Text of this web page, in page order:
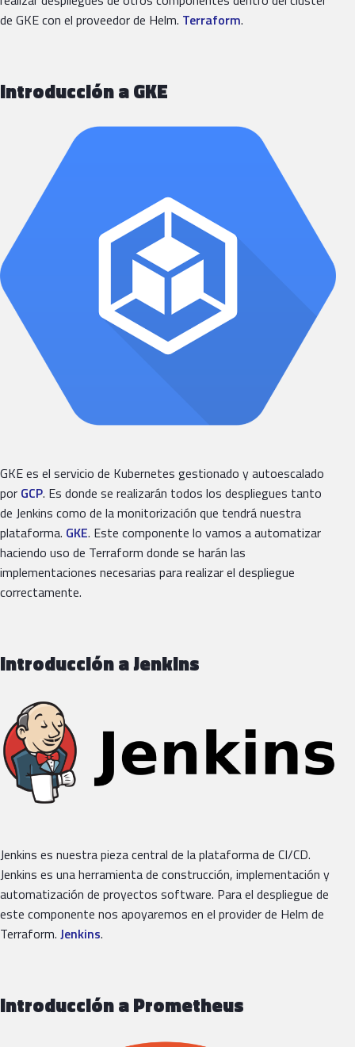
de GKE con el proveedor de Helm. Terraform.
Introducción a GKE
GKE es el servicio de Kubernetes gestionado y autoescalado
por GCP. Es donde se realizarán todos los despliegues tanto
de Jenkins como de la monitorización que tendrá nuestra
plataforma. GKE. Este componente lo vamos a automatizar
haciendo uso de Terraform donde se harán las
implementaciones necesarias para realizar el despliegue
correctamente.
Introducción a Jenkins
Jenkins es nuestra pieza central de la plataforma de CI/CD.
Jenkins es una herramienta de construcción, implementación y
automatización de proyectos software. Para el despliegue de
este componente nos apoyaremos en el provider de Helm de
Terraform. Jenkins.
Introducción a Prometheus